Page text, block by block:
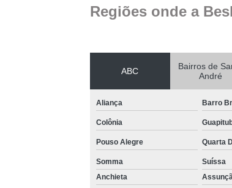
Regiões onde a
ABC
Bairros de
André
Aliança Barro
Colônia
Pouso Alegre Quarta
Somma Suíssa
Anchieta